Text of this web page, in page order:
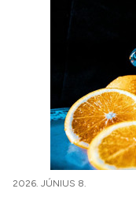
2026. JÚNIUS 8.